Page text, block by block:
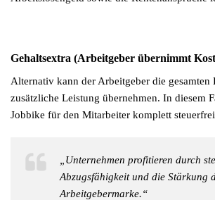
Gehaltsextra (Arbeitgeber übernimmt
Alternativ kann der Arbeitgeber die gesamten
zusätzliche Leistung übernehmen. In diesem
Jobbike für den Mitarbeiter komplett
„Unternehmen profitieren durch
Abzugsfähigkeit und die Stärkung
Arbeitgebermarke.“